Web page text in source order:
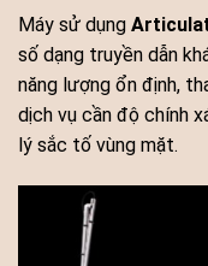
Máy sử dụng
số dạng truyền dẫn
năng lượng ổn định,
dịch vụ cần độ chính
lý sắc tố vùng mặt.